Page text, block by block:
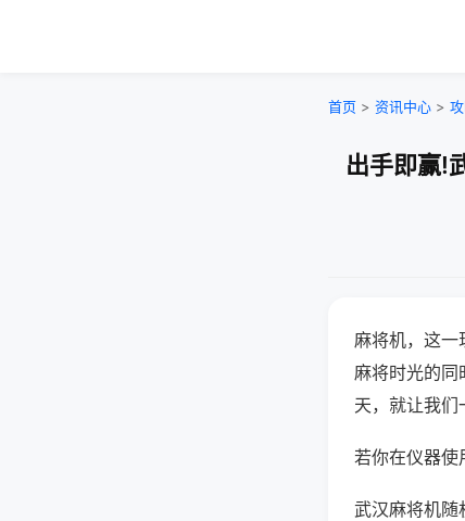
首页 > 资讯中心 >
出手即赢!
麻将机，这一
麻将时光的同
天，就让我们
若你在仪器使
武汉麻将机随